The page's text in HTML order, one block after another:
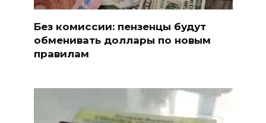
Без комиссии: пензенцы будут
обменивать доллары по новым
правилам